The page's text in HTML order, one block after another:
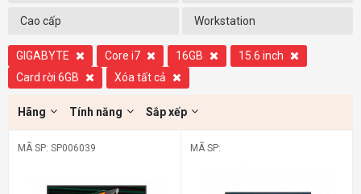
Cao cấp Workstation
GIGABYTE Core i7 16GB
15.6 inch
Card rời 6GB
Xóa tất cả
Hãng Tính năng Sắp xếp
MÃ SP: SP006039 MÃ SP: